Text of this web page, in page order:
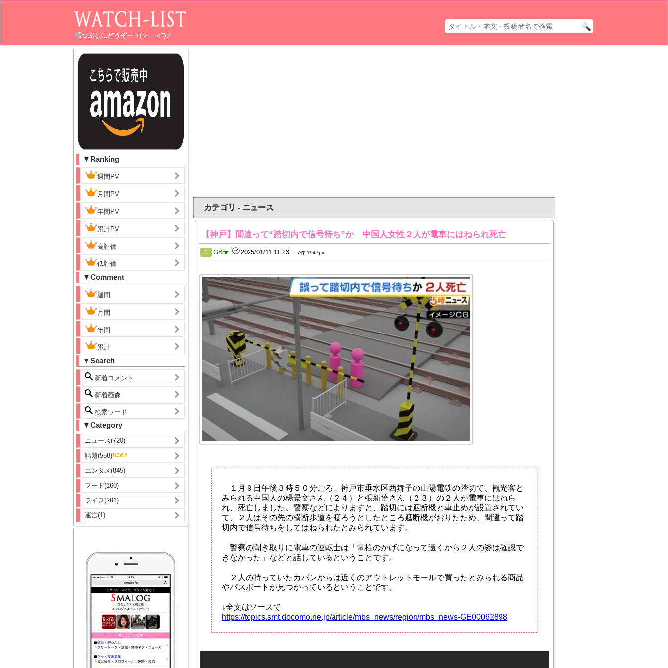
暇つぶしにどうぞーヽ(＞。＜*)ノ
▼Ranking
週間PV
月間PV
年間PV
累計PV
高評価
低評価
▼Comment
週間
月間
年間
累計
▼Search
新着コメント
新着画像
検索ワード
▼Category
ニュース(720)
話題(558)
エンタメ(845)
フード(160)
ライフ(291)
運営(1)
カテゴリ - ニュース
【神戸】間違って“踏切内で信号待ち”か 中国人女性２人が電車にはねられ死亡
0 GB★ 2025/01/11 11:23 7件 1947pv
１月９日午後３時５０分ごろ、神戸市垂水区西舞子の山陽電鉄の踏切で、観光客と
みられる中国人の楊景文さん（２４）と張新恰さん（２３）の２人が電車にはねら
れ、死亡しました。警察などによりますと、踏切には遮断機と車止めが設置されてい
て、２人はその先の横断歩道を渡ろうとしたところ遮断機がおりたため、間違って踏
切内で信号待ちをしてはねられたとみられています。
警察の聞き取りに電車の運転士は「電柱のかげになって遠くから２人の姿は確認で
きなかった」などと話しているということです。
２人の持っていたカバンからは近くのアウトレットモールで買ったとみられる商品
やパスポートが見つかっているということです。
↓全文はソースで
https://topics.smt.docomo.ne.jp/article/mbs_news/region/mbs_news-GE00062898